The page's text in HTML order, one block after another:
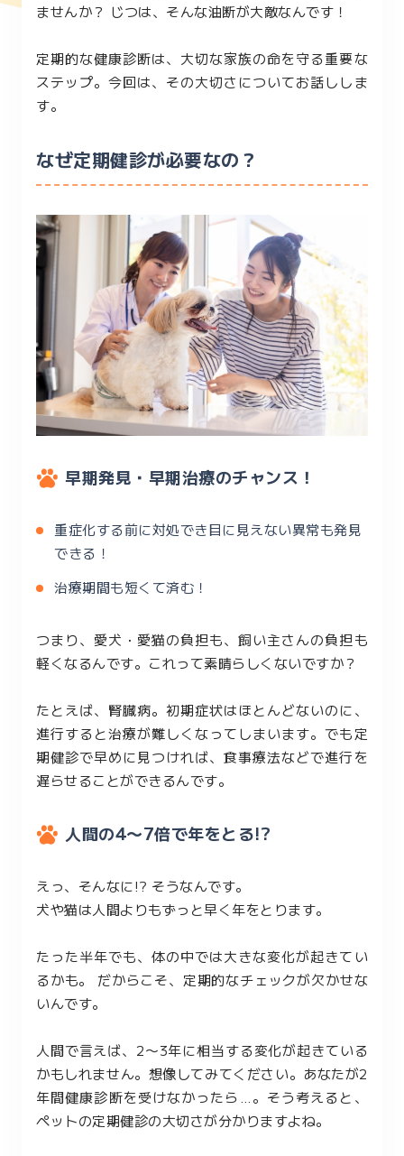
ませんか？ じつは、そんな油断が大敵なんです！
定期的な健康診断は、大切な家族の命を守る重要な
ステップ。今回は、その大切さについてお話ししま
す。
なぜ定期健診が必要なの？
早期発見・早期治療のチャンス！
重症化する前に対処でき目に見えない異常も発見
できる！
治療期間も短くて済む！
つまり、愛犬・愛猫の負担も、飼い主さんの負担も
軽くなるんです。これって素晴らしくないですか？
たとえば、腎臓病。初期症状はほとんどないのに、
進行すると治療が難しくなってしまいます。でも定
期健診で早めに見つければ、食事療法などで進行を
遅らせることができるんです。
人間の4〜7倍で年をとる!?
えっ、そんなに!? そうなんです。
犬や猫は人間よりもずっと早く年をとります。
たった半年でも、体の中では大きな変化が起きてい
るかも。 だからこそ、定期的なチェックが欠かせな
いんです。
人間で言えば、2〜3年に相当する変化が起きている
かもしれません。想像してみてください。あなたが2
年間健康診断を受けなかったら…。そう考えると、
ペットの定期健診の大切さが分かりますよね。